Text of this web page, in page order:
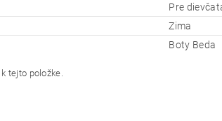
Pre
Zima
Boty Beda
tejto položke.